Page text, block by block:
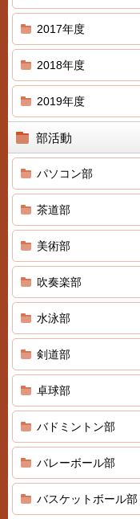
2017年度
2018年度
2019年度
部活動
パソコン部
茶道部
美術部
吹奏楽部
水泳部
剣道部
卓球部
バドミントン部
バレーボール部
バスケットボール部